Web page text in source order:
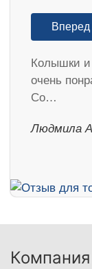
Вперед
Колышки
очень
Со…
Людмила
Компания